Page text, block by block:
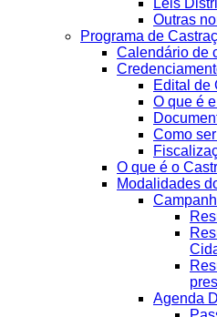
Outras
Programa de
Calendário de
Edital de
O que é
Como
O que é o
Modalidades
Agenda